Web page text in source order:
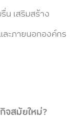
น เสริมสร้าง
ละภายนอกองค์กร
จสมัยใหม่?